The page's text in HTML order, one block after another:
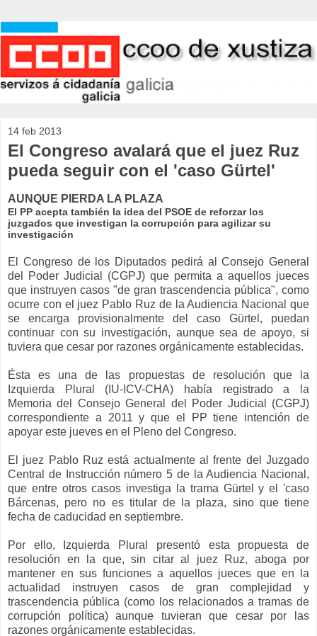
14 feb 2013
El Congreso avalará que el juez Ruz
pueda seguir con el 'caso Gürtel'
AUNQUE PIERDA LA PLAZA
El PP acepta también la idea del PSOE de reforzar los
juzgados que investigan la corrupción para agilizar su
investigación
El Congreso de los Diputados pedirá al Consejo General
del Poder Judicial (CGPJ) que permita a aquellos jueces
que instruyen casos "de gran trascendencia pública", como
ocurre con el juez Pablo Ruz de la Audiencia Nacional que
se encarga provisionalmente del caso Gürtel, puedan
continuar con su investigación, aunque sea de apoyo, si
tuviera que cesar por razones orgánicamente establecidas.
Ésta es una de las propuestas de resolución que la
Izquierda Plural (IU-ICV-CHA) había registrado a la
Memoria del Consejo General del Poder Judicial (CGPJ)
correspondiente a 2011 y que el PP tiene intención de
apoyar este jueves en el Pleno del Congreso.
El juez Pablo Ruz está actualmente al frente del Juzgado
Central de Instrucción número 5 de la Audiencia Nacional,
que entre otros casos investiga la trama Gürtel y el 'caso
Bárcenas, pero no es titular de la plaza, sino que tiene
fecha de caducidad en septiembre.
Por ello, Izquierda Plural presentó esta propuesta de
resolución en la que, sin citar al juez Ruz, aboga por
mantener en sus funciones a aquellos jueces que en la
actualidad instruyen casos de gran complejidad y
trascendencia pública (como los relacionados a tramas de
corrupción política) aunque tuvieran que cesar por las
razones orgánicamente establecidas.